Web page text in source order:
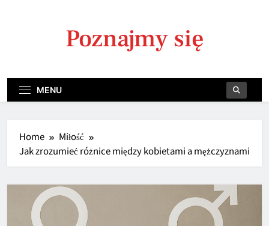
Poznajmy się
MENU
Home
Miłość
Jak zrozumieć różnice między kobietami a mężczyznami